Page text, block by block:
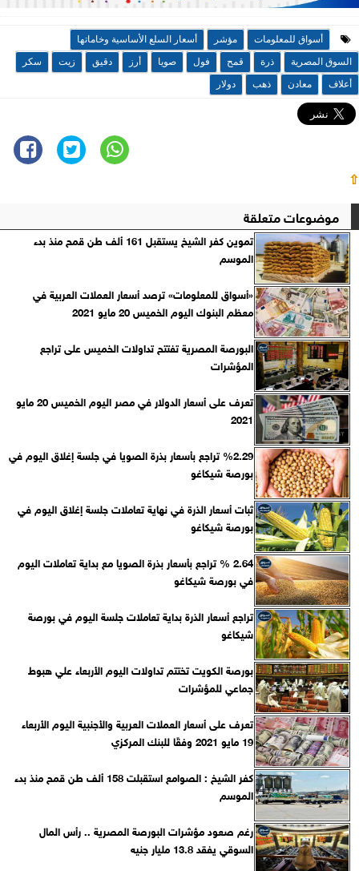
أسواق للمعلومات مؤشر
أسعار السلع الأساسية وخاماتها
السوق المصرية
ذرة قمح فول صويا أرز دقيق زيت
سكر
أعلاف
معادن ذهب دولار
⇧
موضوعات متعلقة
تموين كفر الشيخ يستقبل 161 ألف طن قمح منذ بدء
الموسم
«أسواق للمعلومات» ترصد أسعار العملات العربية في
معظم البنوك اليوم الخميس 20 مايو 2021
البورصة المصرية تفتتح تداولات الخميس على تراجع
المؤشرات
تعرف على أسعار الدولار في مصر اليوم الخميس 20 مايو
2021
%2.29 تراجع بأسعار بذرة الصويا في جلسة إغلاق اليوم في
بورصة شيكاغو
ثبات أسعار الذرة في نهاية تعاملات جلسة إغلاق اليوم في
بورصة شيكاغو
2.64 % تراجع بأسعار بذرة الصويا مع بداية تعاملات اليوم
في بورصة شيكاغو
تراجع أسعار الذرة بداية تعاملات جلسة اليوم في بورصة
شيكاغو
بورصة الكويت تختتم تداولات اليوم الأربعاء علي هبوط
جماعي للمؤشرات
تعرف على أسعار العملات العربية والأجنبية اليوم الأربعاء
19 مايو 2021 وفقًا للبنك المركزي‎
كفر الشيخ : الصوامع استقبلت 158 ألف طن قمح منذ بدء
الموسم
رغم صعود مؤشرات البورصة المصرية .. رأس المال
السوقي يفقد 13.8 مليار جنيه